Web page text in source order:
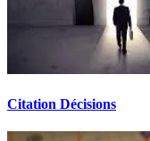
Citation Décisions